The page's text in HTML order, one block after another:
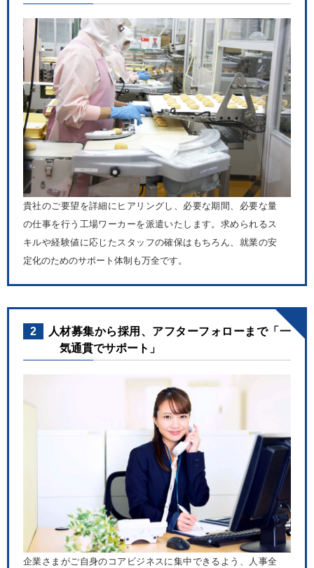
貴社のご要望を詳細にヒアリングし、必要な期間、必要な量
の仕事を行う工場ワーカーを派遣いたします。求められるス
キルや経験値に応じたスタッフの確保はもちろん、就業の安
定化のためのサポート体制も万全です。
2
人材募集から採用、アフターフォローまで「一
気通貫でサポート」
企業さまがご自身のコアビジネスに集中できるよう、人事全